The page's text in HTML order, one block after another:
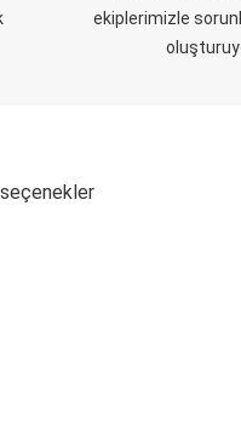
ekiplerimizle
seçenekler